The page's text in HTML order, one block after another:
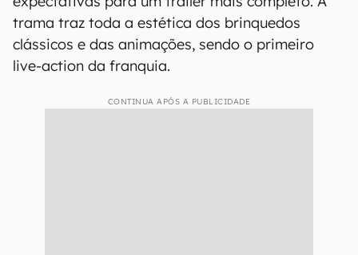
trama traz toda a estética dos brinquedos
clássicos e das animações, sendo o primeiro
live-action da franquia.
CONTINUA APÓS A PUBLICIDADE